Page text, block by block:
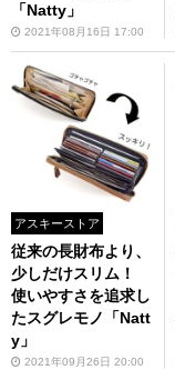
「Natty」
2021年08月16日 17:00
アスキーストア
従来の長財布より、
少しだけスリム！
使いやすさを追求し
たスグレモノ「Natt
y」
2021年09月26日 20:00